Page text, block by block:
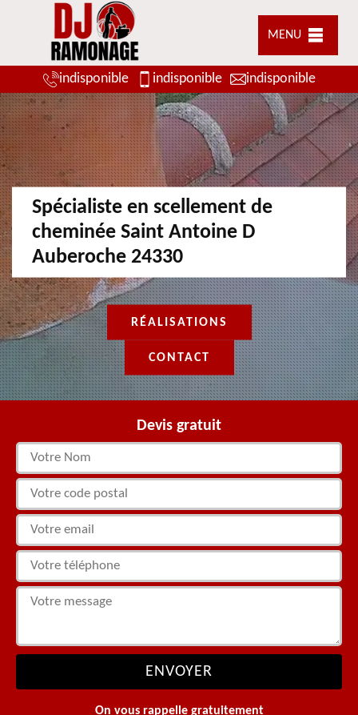
MENU
indisponible indisponible indisponible
Spécialiste en scellement de
cheminée Saint Antoine D
Auberoche 24330
RÉALISATIONS
CONTACT
Devis gratuit
On vous rappelle gratuitement